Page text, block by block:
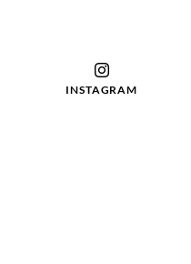
INSTAGRAM